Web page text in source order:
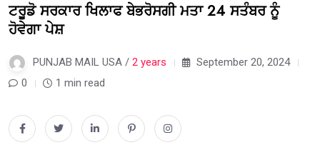
ਟਰੂਡੋ ਸਰਕਾਰ ਖਿਲਾਫ ਬੇਭਰੋਸਗੀ ਮਤਾ 24 ਸਤੰਬਰ ਨੂੰ
ਹੋਵੇਗਾ ਪੇਸ਼
PUNJAB MAIL USA / 2 years
September 20, 2024
0
1 min read